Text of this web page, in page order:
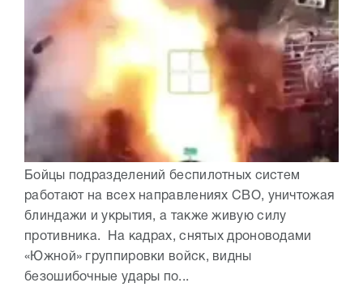
Бойцы подразделений беспилотных систем
работают на всех направлениях СВО, уничтожая
блиндажи и укрытия, а также живую силу
противника. На кадрах, снятых дроноводами
«Южной» группировки войск, видны
безошибочные удары по...